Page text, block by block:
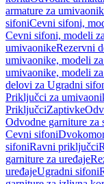
armature za
sifoniCevni sifoni,
Cevni sifoni, modeli
umivaonikeRezervni
umivaonike, modeli
umivaonike, modeli
delovi za Ugradni
Priključci za
PriključciZaptivke
Odvodne garniture za
Cevni sifoni
sifoniRavni priključci
garniture za uređaje
uređajeUgradni sifoni